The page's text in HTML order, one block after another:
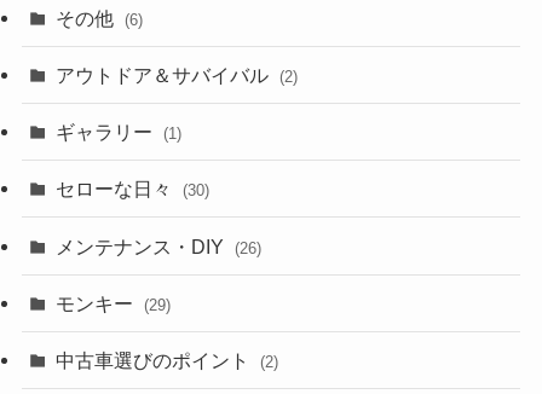
その他 (6)
アウトドア＆サバイバル (2)
ギャラリー (1)
セローな日々 (30)
メンテナンス・DIY (26)
モンキー (29)
中古車選びのポイント (2)